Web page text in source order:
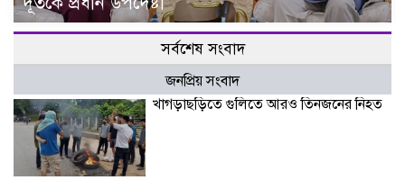
সর্বশেষ সংবাদ
জনপ্রিয় সংবাদ
খাগড়াছড়িতে গুলিতে আরও তিনজনের নিহত